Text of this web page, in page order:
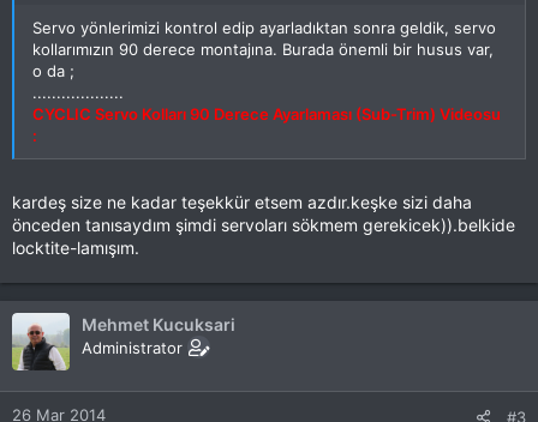
Servo yönlerimizi kontrol edip ayarladıktan sonra geldik, servo
kollarımızın 90 derece montajına. Burada önemli bir husus var,
o da ;
...................
CYCLIC Servo Kolları 90 Derece Ayarlaması (Sub-Trim) Videosu
:
kardeş size ne kadar teşekkür etsem azdır.keşke sizi daha
önceden tanısaydım şimdi servoları sökmem gerekicek)).belkide
locktite-lamışım.
Mehmet Kucuksari
Administrator
26 Mar 2014 #3